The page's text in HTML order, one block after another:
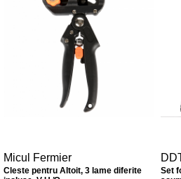
Micul Fermier
Cleste pentru Altoit, 3 lame diferite
Set